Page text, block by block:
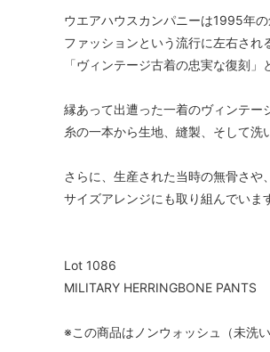
ウエアハウスカンパニーは1995年の
ファッションという流行に左右され
「ヴィンテージ古着の忠実な復刻」
縁あって出遭った一着のヴィンテー
糸の一本から生地、縫製、そして洗
さらに、生産された当時の無骨さや
サイズアレンジにも取り組んでいま
Lot 1086
MILITARY HERRINGBONE PANTS
※この商品はノンウォッシュ（未洗